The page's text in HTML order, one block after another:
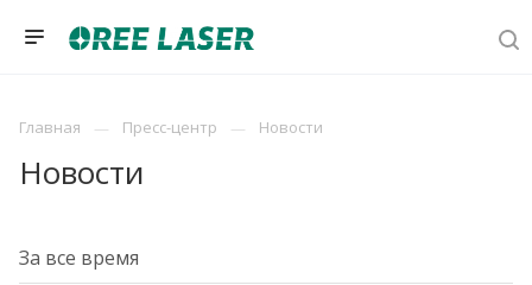
Главная Пресс-центр Новости
Новости